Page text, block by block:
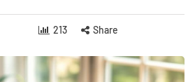
213 Share